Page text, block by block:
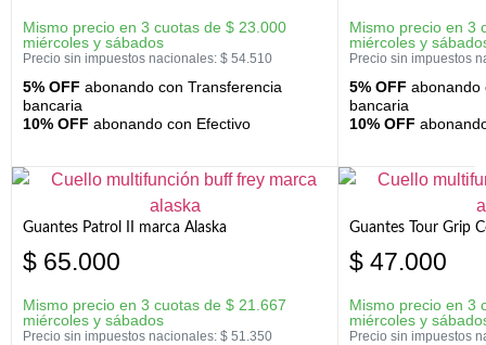
Mismo precio en 3 cuotas de $ 23.000
miércoles y sábados
Precio sin impuestos nacionales: $ 54.510
5% OFF abonando con Transferencia
bancaria
10% OFF abonando con Efectivo
Mismo precio en 3
miércoles y
Precio sin impuestos
5% OFF abonando
bancaria
10% OFF
Guantes Patrol II marca Alaska
$ 65.000
Mismo precio en 3 cuotas de $ 21.667
miércoles y sábados
Precio sin impuestos nacionales: $ 51.350
Guantes Tour Grip
$ 47.000
Mismo precio en 3
miércoles y
Precio sin impuestos